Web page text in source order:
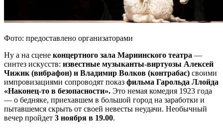
Фото: предоставлено организаторами
Ну а на сцене концертного зала Мариинского театра —
синтез искусств: известные музыканты-виртуозы Алексей
Чижик (вибрафон) и Владимир Волков (контрабас) своими
импровизациями сопроводят показ фильма Гарольда Ллойда
«Наконец-то в безопасности». Это немая комедия 1923 года
— о бедняке, приехавшем в большой город на заработки и
пытавшемся скрыть от своей невесты неудачи. Необычный
вечер пройдет 3 ноября в 19.00.